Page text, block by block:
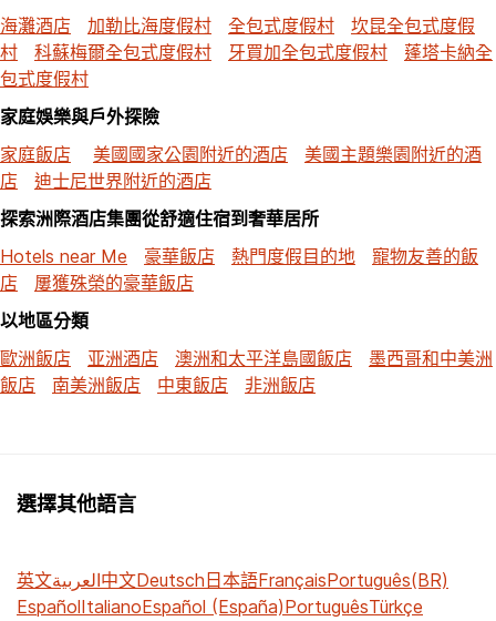
海灘酒店
加勒比海度假村 全包式度假村
坎昆全包式度假
村
科蘇梅爾全包式度假村 牙買加全包式度假村
蓬塔卡納全
包式度假村
家庭娛樂與戶外探險
家庭飯店
美國國家公園附近的酒店
美國主題樂園附近的酒
店
迪士尼世界附近的酒店
探索洲際酒店集團從舒適住宿到奢華居所
Hotels near Me
豪華飯店 熱門度假目的地
寵物友善的飯
店
屢獲殊榮的豪華飯店
以地區分類
歐洲飯店
亚洲酒店 澳洲和太平洋島國飯店
墨西哥和中美洲
飯店
南美洲飯店 中東飯店 非洲飯店
選擇其他語言
英文العربية中文Deutsch 日本語FrançaisPortuguês(BR)
EspañolItalianoEspañol (España)PortuguêsTürkçe